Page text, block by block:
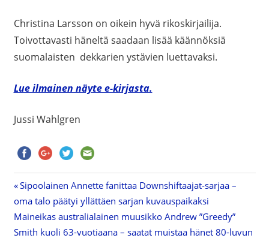
Christina Larsson on oikein hyvä rikoskirjailija.
Toivottavasti häneltä saadaan lisää käännöksiä
suomalaisten dekkarien ystävien luettavaksi.
Lue ilmainen näyte e-kirjasta.
Jussi Wahlgren
Artikkelien
selaus
Previous
Post:
Sipoolainen Annette fanittaa Downshiftaajat-sarjaa –
oma talo päätyi yllättäen sarjan kuvauspaikaksi
Next
Post:
Maineikas australialainen muusikko Andrew ”Greedy”
Smith kuoli 63-vuotiaana – saatat muistaa hänet 80-luvun